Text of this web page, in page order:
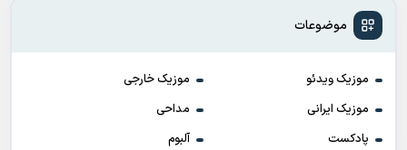
موضوعات
موزیک ویدئو
موزیک خارجی
موزیک ایرانی
مداحی
پادکست
آلبوم